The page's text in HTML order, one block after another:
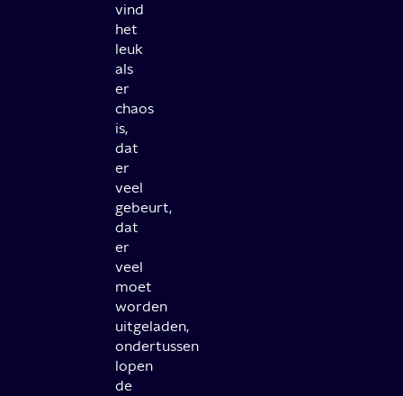
vind
het
leuk
als
er
chaos
is,
dat
er
veel
gebeurt,
dat
er
veel
moet
worden
uitgeladen,
ondertussen
lopen
de